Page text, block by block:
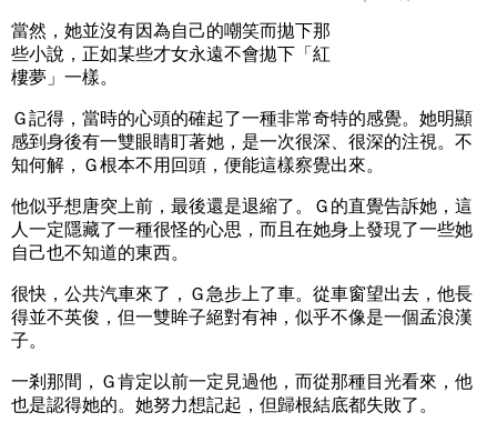
當然，她並沒有因為自己的嘲笑而拋下那
些小說，正如某些才女永遠不會拋下「紅
樓夢」一樣。
Ｇ記得，當時的心頭的確起了一種非常奇特的感覺。她明顯
感到身後有一雙眼睛盯著她，是一次很深、很深的注視。不
知何解，Ｇ根本不用回頭，便能這樣察覺出來。
他似乎想唐突上前，最後還是退縮了。Ｇ的直覺告訴她，這
人一定隱藏了一種很怪的心思，而且在她身上發現了一些她
自己也不知道的東西。
很快，公共汽車來了，Ｇ急步上了車。從車窗望出去，他長
得並不英俊，但一雙眸子絕對有神，似乎不像是一個孟浪漢
子。
一剎那間，Ｇ肯定以前一定見過他，而從那種目光看來，他
也是認得她的。她努力想記起，但歸根結底都失敗了。